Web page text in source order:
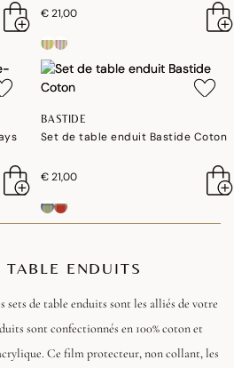
€ 21,00
BASTIDE
Set de table enduit Bastide Coton
€ 21,00
TABLE ENDUITS
sets de table enduits sont les alliés de votre
sont confectionnés en 100% coton et
Ce film protecteur, non collant, les